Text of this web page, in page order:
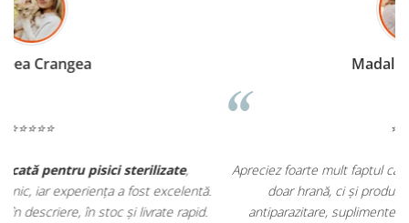
Apreciez foarte mult faptul că pe ehranaanimale.rogăsesc nu
doar hrană, ci și produse din
farmacia veterinară:
antiparazitare, suplimente și soluții de îngrijire. Este foarte